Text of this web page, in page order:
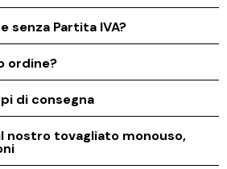
senza Partita IVA?
ordine?
di consegna
nostro tovagliato monouso,